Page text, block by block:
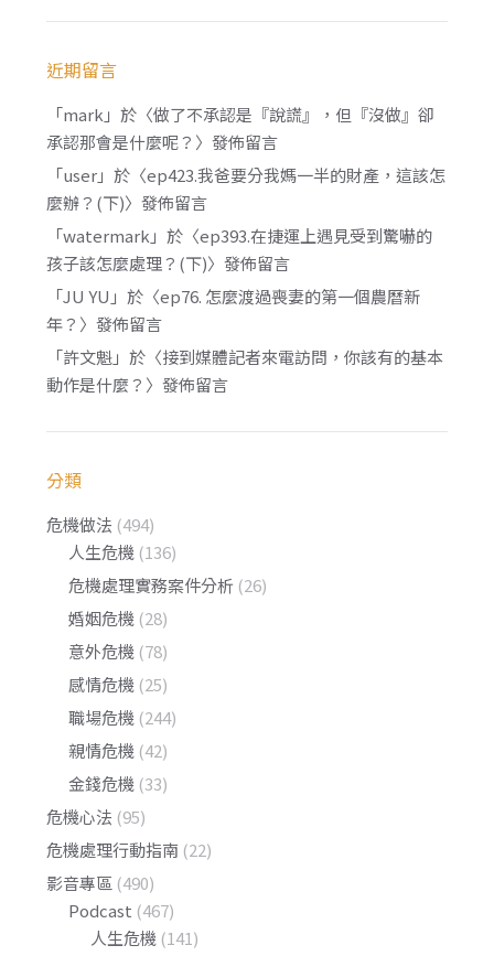
近期留言
「mark 」於〈做了不承認是『說謊』，但『沒做』卻
承認那會是什麼呢？ 〉發佈留言
「user」於〈ep423.我爸要分我媽一半的財產，這該怎
麼辦？(下)〉發佈留言
「watermark 」於〈ep393.在捷運上遇見受到驚嚇的
孩子該怎麼處理？(下)〉發佈留言
「JU YU 」於〈ep76. 怎麼渡過喪妻的第一個農曆新
年？ 〉發佈留言
「許文魁」於〈接到媒體記者來電訪問，你該有的基本
動作是什麼？ 〉發佈留言
分類
危機做法 (494)
人生危機 (136)
危機處理實務案件分析 (26)
婚姻危機 (28)
意外危機 (78)
感情危機 (25)
職場危機 (244)
親情危機 (42)
金錢危機 (33)
危機心法 (95)
危機處理行動指南 (22)
影音專區 (490)
Podcast (467)
人生危機 (141)